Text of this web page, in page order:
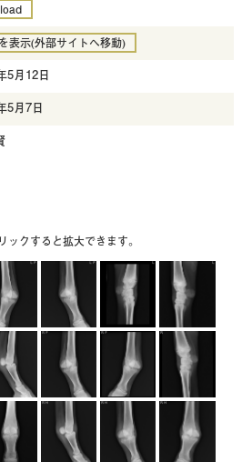
表示(外部サイトへ移動)
5月12日
5月7日
ックすると拡大できます。